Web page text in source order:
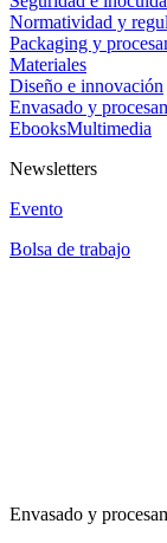
Normatividad y
Packaging y
Materiales
Diseño e innovación
Envasado y
EbooksMultimedia
Newsletters
Evento
Bolsa de trabajo
Envasado y